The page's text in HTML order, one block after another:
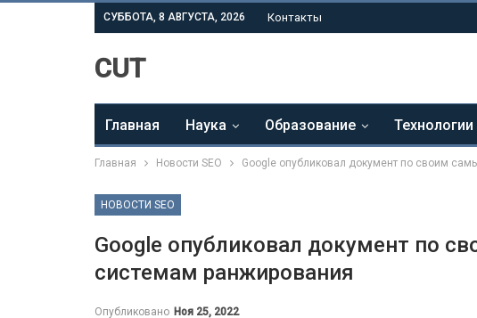
СУББОТА, 8 АВГУСТА, 2026 Контакты
CUT
Главная Наука Образование Технологии
Главная Новости SEO Google опубликовал документ по своим
НОВОСТИ SEO
Google опубликовал документ по
системам ранжирования
Опубликовано Ноя 25, 2022